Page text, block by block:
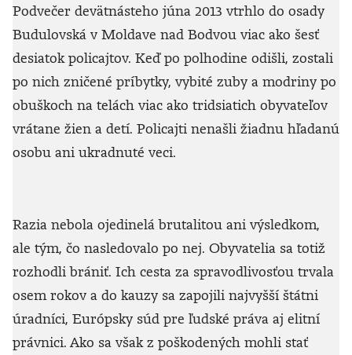
Podvečer devätnásteho júna 2013 vtrhlo do osady
Budulovská v Moldave nad Bodvou viac ako šesť
desiatok policajtov. Keď po polhodine odišli, zostali
po nich zničené príbytky, vybité zuby a modriny po
obuškoch na telách viac ako tridsiatich obyvateľov
vrátane žien a detí. Policajti nenašli žiadnu hľadanú
osobu ani ukradnuté veci.
Razia nebola ojedinelá brutalitou ani výsledkom,
ale tým, čo nasledovalo po nej. Obyvatelia sa totiž
rozhodli brániť. Ich cesta za spravodlivosťou trvala
osem rokov a do kauzy sa zapojili najvyšší štátni
úradníci, Európsky súd pre ľudské práva aj elitní
právnici. Ako sa však z poškodených mohli stať